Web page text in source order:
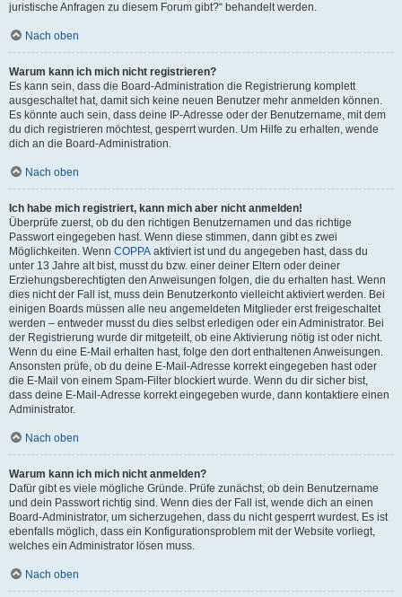
juristische Anfragen zu diesem Forum gibt?“ behandelt werden.
Nach oben
Warum kann ich mich nicht registrieren?
Es kann sein, dass die Board-Administration die Registrierung komplett
ausgeschaltet hat, damit sich keine neuen Benutzer mehr anmelden können.
Es könnte auch sein, dass deine IP-Adresse oder der Benutzername, mit dem
du dich registrieren möchtest, gesperrt wurden. Um Hilfe zu erhalten, wende
dich an die Board-Administration.
Nach oben
Ich habe mich registriert, kann mich aber nicht anmelden!
Überprüfe zuerst, ob du den richtigen Benutzernamen und das richtige
Passwort eingegeben hast. Wenn diese stimmen, dann gibt es zwei
Möglichkeiten. Wenn COPPA aktiviert ist und du angegeben hast, dass du
unter 13 Jahre alt bist, musst du bzw. einer deiner Eltern oder deiner
Erziehungsberechtigten den Anweisungen folgen, die du erhalten hast. Wenn
dies nicht der Fall ist, muss dein Benutzerkonto vielleicht aktiviert werden. Bei
einigen Boards müssen alle neu angemeldeten Mitglieder erst freigeschaltet
werden – entweder musst du dies selbst erledigen oder ein Administrator. Bei
der Registrierung wurde dir mitgeteilt, ob eine Aktivierung nötig ist oder nicht.
Wenn du eine E-Mail erhalten hast, folge den dort enthaltenen Anweisungen.
Ansonsten prüfe, ob du deine E-Mail-Adresse korrekt eingegeben hast oder
die E-Mail von einem Spam-Filter blockiert wurde. Wenn du dir sicher bist,
dass deine E-Mail-Adresse korrekt eingegeben wurde, dann kontaktiere einen
Administrator.
Nach oben
Warum kann ich mich nicht anmelden?
Dafür gibt es viele mögliche Gründe. Prüfe zunächst, ob dein Benutzername
und dein Passwort richtig sind. Wenn dies der Fall ist, wende dich an einen
Board-Administrator, um sicherzugehen, dass du nicht gesperrt wurdest. Es ist
ebenfalls möglich, dass ein Konfigurationsproblem mit der Website vorliegt,
welches ein Administrator lösen muss.
Nach oben